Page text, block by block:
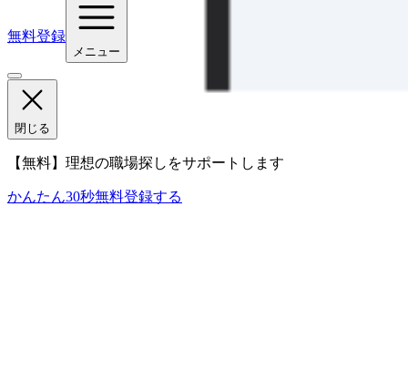
無料登録
メニュー
閉じる
【無料】理想の職場探しをサポートします
かんたん30秒無料登録する